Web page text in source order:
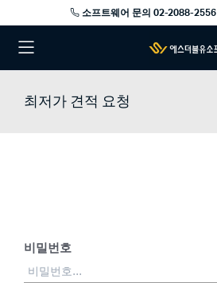
소프트웨어 문의 02-2088-2556
최저가 견적 요청
비밀번호